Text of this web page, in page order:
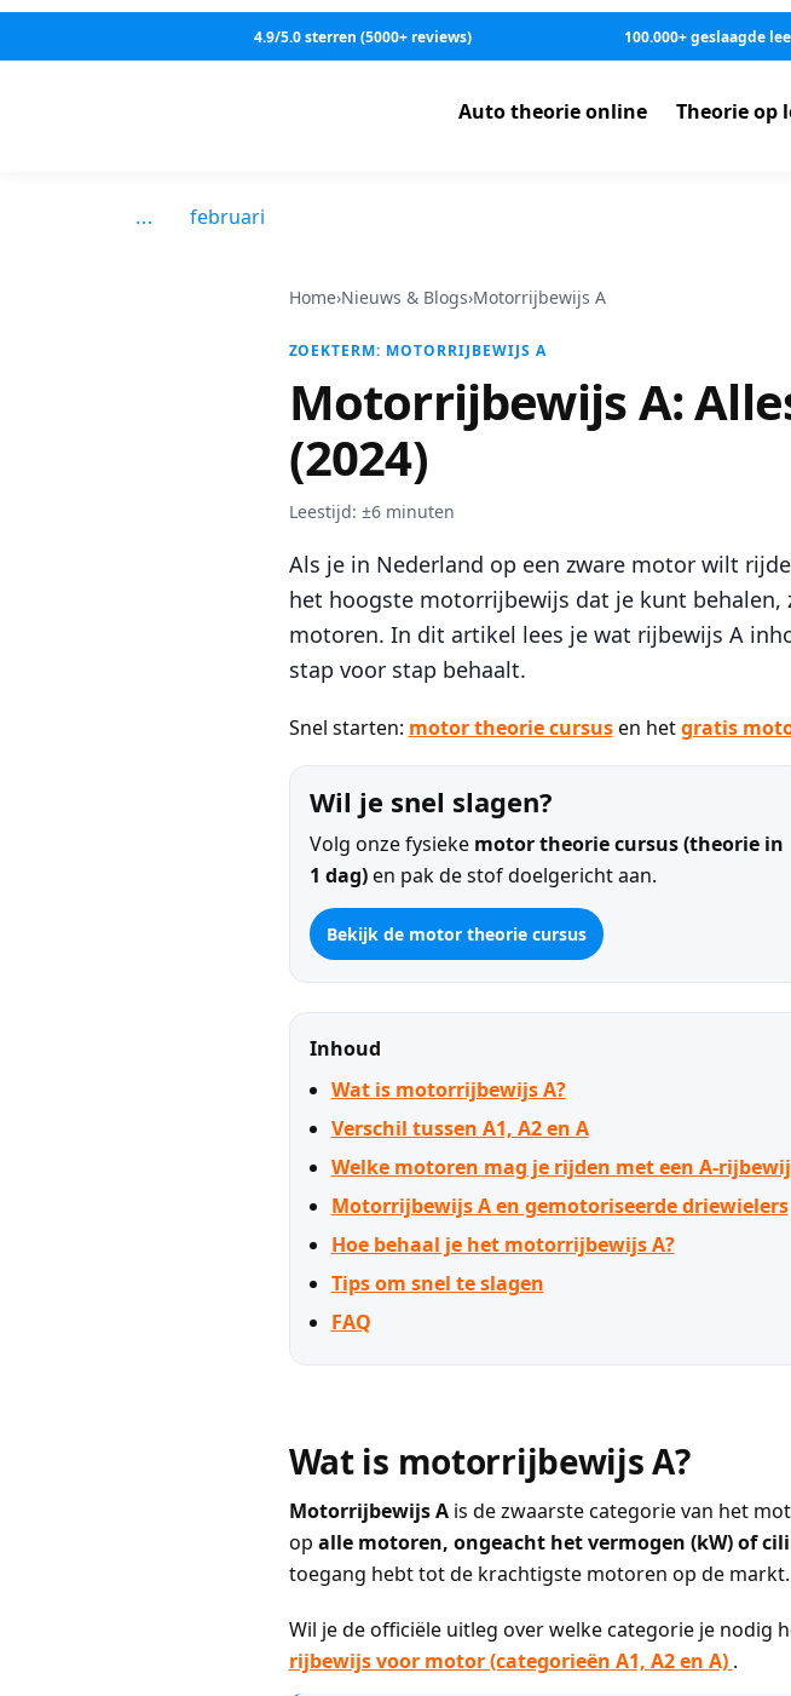
S
4.9/5.0 sterren (5000+ reviews) 100.000+ geslaagde
Auto theorie online Theorie op
februari
Home›Nieuws & Blogs›Motorrijbewijs A
ZOEKTERM: MOTORRIJBEWIJS A
Motorrijbewijs A:
(2024)
Leestijd: ±6 minuten
Als je in Nederland op een zware motor wilt
het hoogste motorrijbewijs dat je kunt
motoren. In dit artikel lees je wat rijbewijs A
stap voor stap behaalt.
Snel starten: motor theorie cursusen hetgratis
Wil je snel slagen?
Volg onze fysieke motor theorie cursus (theorie in
1 dag)en pak de stof doelgericht aan.
Bekijk de motor theorie cursus
Inhoud
Wat is motorrijbewijs A?
Verschil tussen A1, A2 en A
Welke motoren mag je rijden met een A-
Motorrijbewijs A en gemotoriseerde driewielers
Hoe behaal je het motorrijbewijs A?
Tips om snel te slagen
FAQ
Wat is motorrijbewijs A?
Motorrijbewijs Ais de zwaarste categorie van het
op alle motoren, ongeacht het vermogen (kW) of
toegang hebt tot de krachtigste motoren op de markt.
Wil je de officiële uitleg over welke categorie je nodig
rijbewijs voor motor (categorieën A1, A2 en A) .